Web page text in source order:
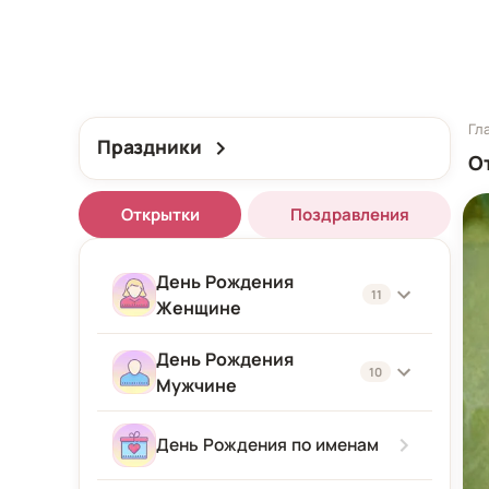
Праздники
Открытки Поздравления
День Рождения
Женщине
11
Женщине
Подруге
Девушке
День Рождения
Мужчине
10
Мужчине
День Рождения по именам